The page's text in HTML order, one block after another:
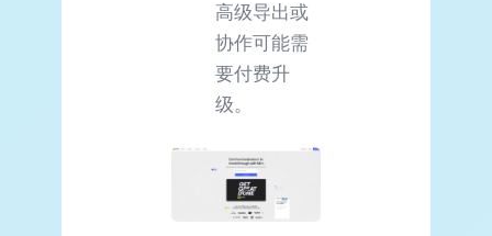
高级导出或
协作可能需
要付费升
级。